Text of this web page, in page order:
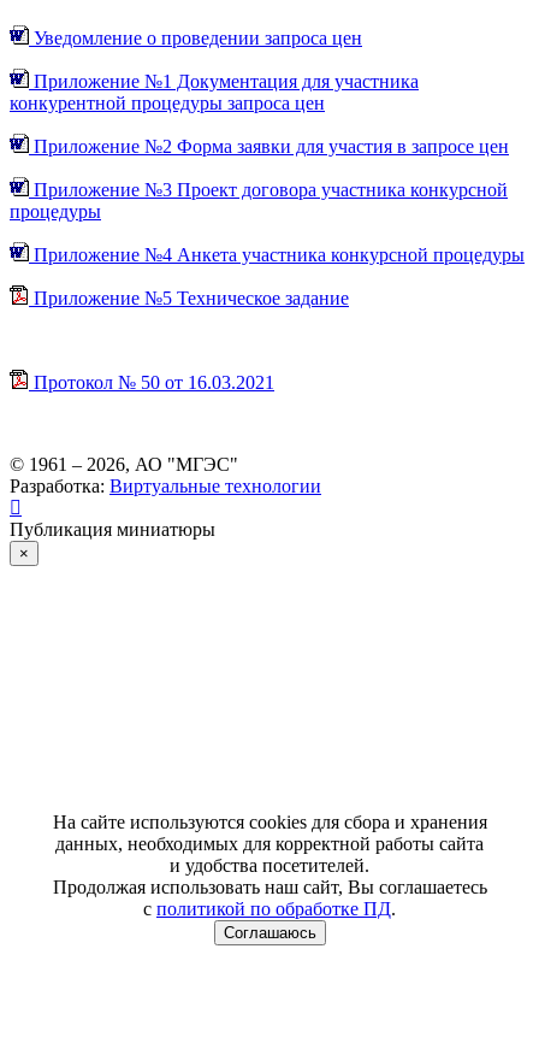
Уведомление о проведении запроса цен
Приложение №1 Документация для участника
конкурентной процедуры запроса цен
Приложение №2 Форма заявки для участия в запросе цен
Приложение №3 Проект договора участника конкурсной
процедуры
Приложение №4 Анкета участника конкурсной процедуры
Приложение №5 Техническое задание
Протокол № 50 от 16.03.2021
© 1961 – 2026, АО "МГЭС"
Разработка: Виртуальные технологии
Публикация миниатюры
×
На сайте используются cookies для сбора и хранения
данных, необходимых для корректной работы сайта
и удобства посетителей.
Продолжая использовать наш сайт, Вы соглашаетесь
с политикой по обработке ПД.
Соглашаюсь